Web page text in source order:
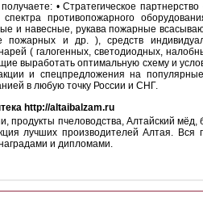
• Стратегическое
спектра противопожарного
и навесные, рукава пожарные
пожарных и др. ), средств
( галогенных, светодиодных,
выработать оптимальную схему и
и спецпредложения на
в любую точку России и СНГ.
http://altaibalzam.ru
продукты пчеловодства, Алтайский
лучших производителей Алтая.
и дипломами.